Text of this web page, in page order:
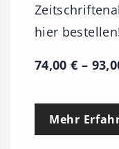
hier
74,00€ –
Mehr